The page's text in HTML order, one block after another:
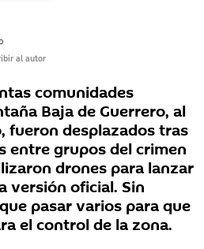
al autor
comunidades
Baja de Guerrero, al
fueron desplazados tras
entre grupos del crimen
drones para lanzar
versión oficial. Sin
pasar varios para que
el control de la zona.